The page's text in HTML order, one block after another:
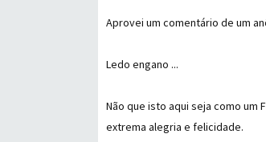
Aprovei um comentário de um
Ledo engano ...
Não que isto aqui seja como
extrema alegria e felicidade.